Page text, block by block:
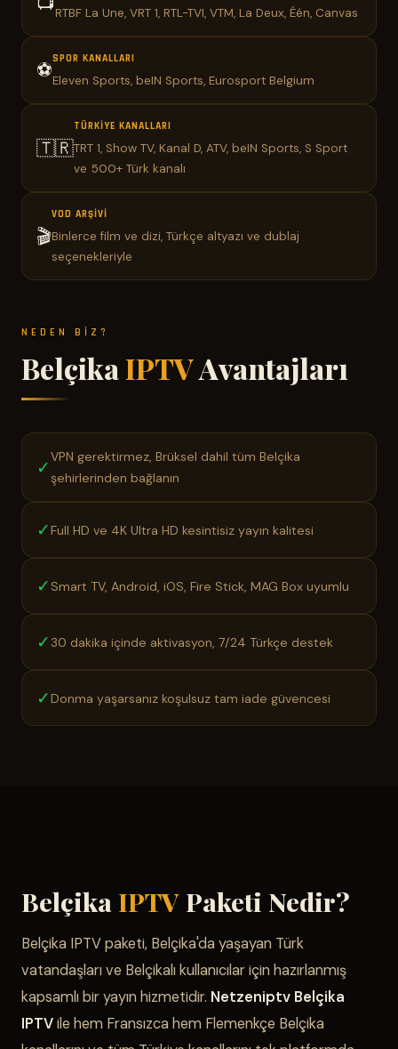
RTBF La Une, VRT 1, RTL-TVI, VTM, La Deux, Één, Canvas
⚽SPOR KANALLARI
Eleven Sports, beIN Sports, Eurosport Belgium
🇹🇷
TÜRKIYE KANALLARI
TRT 1, Show TV, Kanal D, ATV, beIN Sports, S Sport
ve 500+ Türk kanalı
🎬
VOD ARŞIVI
Binlerce film ve dizi, Türkçe altyazı ve dublaj
seçenekleriyle
NEDEN BIZ?
BelçikaIPTVAvantajları
✓VPN gerektirmez, Brüksel dahil tüm Belçika
şehirlerinden bağlanın
✓Full HD ve 4K Ultra HD kesintisiz yayın kalitesi
✓ Smart TV, Android, iOS, Fire Stick, MAG Box uyumlu
✓ 30 dakika içinde aktivasyon, 7/24 Türkçe destek
✓Donma yaşarsanız koşulsuz tam iade güvencesi
Belçika IPTV Paketi Nedir?
Belçika IPTV paketi, Belçika'da yaşayan Türk
vatandaşları ve Belçikalı kullanıcılar için hazırlanmış
kapsamlı bir yayın hizmetidir. Netzeniptv Belçika
IPTVile hem Fransızca hem Flemenkçe Belçika